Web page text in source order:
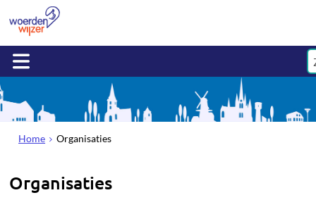
Home Organisaties
Organisaties